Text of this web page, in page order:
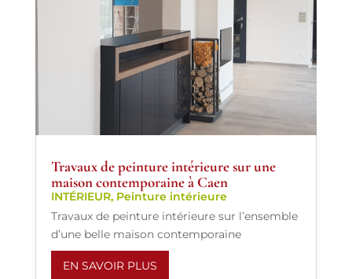
Travaux de peinture intérieure sur une
maison contemporaine à Caen
INTÉRIEUR, Peinture intérieure
Travaux de peinture intérieure sur l’ensemble
d’une belle maison contemporaine
EN SAVOIR PLUS